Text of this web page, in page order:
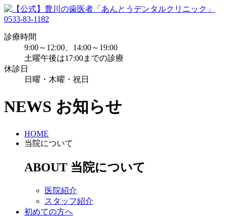
0533-83-1182
診療時間
9:00～12:00、14:00～19:00
土曜午後は17:00までの診療
休診日
日曜・木曜・祝日
NEWS お知らせ
HOME
当院について
ABOUT 当院について
医院紹介
スタッフ紹介
初めての方へ